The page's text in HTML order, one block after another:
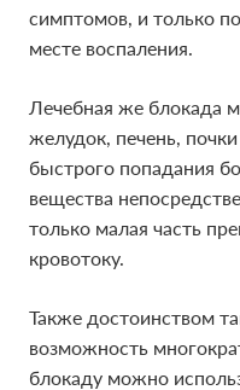
симптомов, и только
месте воспаления.
Лечебная же блокада
желудок, печень,
быстрого попадания
вещества
только малая часть
кровотоку.
Также достоинством
возможность
блокаду можно